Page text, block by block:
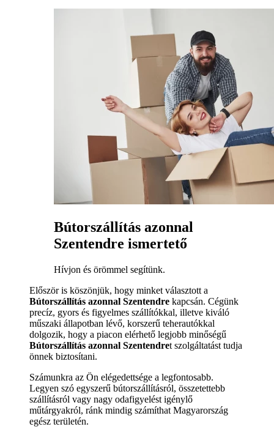
Bútorszállítás azonnal
Szentendre ismertető
Hívjon és örömmel segítünk.
Először is köszönjük, hogy minket választott a
Bútorszállítás azonnal Szentendre kapcsán. Cégünk
precíz, gyors és figyelmes szállítókkal, illetve kiváló
műszaki állapotban lévő, korszerű teherautókkal
dolgozik, hogy a piacon elérhető legjobb minőségű
Bútorszállítás azonnal Szentendret szolgáltatást tudja
önnek biztosítani.
Számunkra az Ön elégedettsége a legfontosabb.
Legyen szó egyszerű bútorszállításról, összetettebb
szállításról vagy nagy odafigyelést igénylő
műtárgyakról, ránk mindig számíthat Magyarország
egész területén.